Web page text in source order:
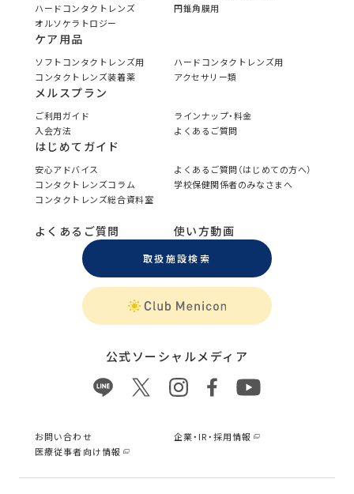
ハードコンタクトレンズ
円錐角膜用
オルソケラトロジー
ケア用品
ソフトコンタクトレンズ用
ハードコンタクトレンズ用
コンタクトレンズ装着薬
アクセサリー類
メルスプラン
ご利用ガイド
ラインナップ・料金
入会方法
よくあるご質問
はじめてガイド
安心アドバイス
よくあるご質問（はじめての方へ）
コンタクトレンズコラム
学校保健関係者のみなさまへ
コンタクトレンズ総合資料室
よくあるご質問 使い方動画
取扱施設検索
公式ソーシャルメディア
お問い合わせ
企業・IR・採用情報
医療従事者向け情報